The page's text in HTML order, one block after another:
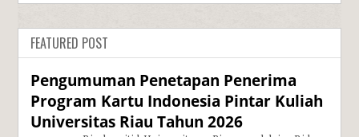
FEATURED POST
Pengumuman Penetapan Penerima
Program Kartu Indonesia Pintar Kuliah
Universitas Riau Tahun 2026